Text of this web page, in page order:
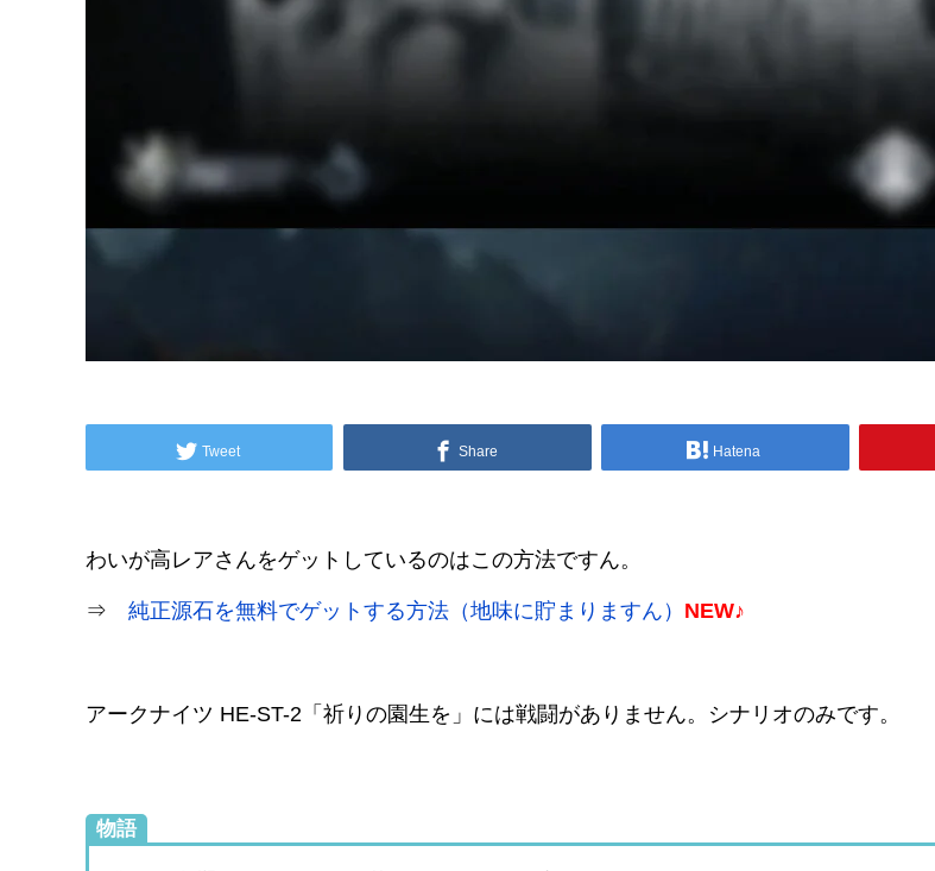
Tweet Share Hatena
わいが高レアさんをゲットしているのはこの方法ですん。
⇒ 純正源石を無料でゲットする方法（地味に貯まりますん） NEW♪
アークナイツ HE-ST-2「祈りの園生を」には戦闘がありません。シナリオのみです。
物語